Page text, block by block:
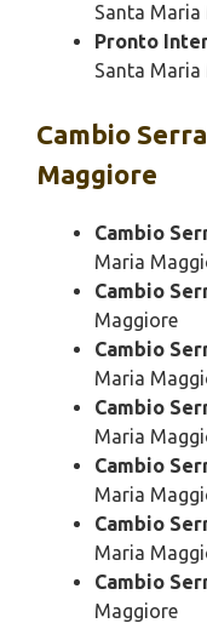
Santa
Pronto
Santa
Cambio
Maggiore
Cambio
Maria
Cambio
Maggiore
Cambio
Maria
Cambio
Maria
Cambio
Maria
Cambio
Maria
Cambio
Maggiore